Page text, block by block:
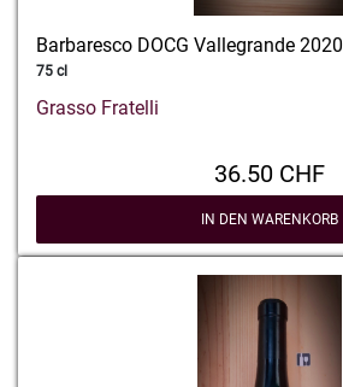
Barbaresco DOCG Vallegrande 2020
75 cl
Grasso Fratelli
36.50 CHF
IN DEN WARENKORB